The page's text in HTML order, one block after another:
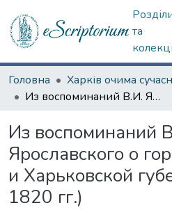
та
Головна Харків очима
Из воспоминаний В.И. Ярославского о городе Харькове и Харьковской губернии (1788–1820 гг.)
Из воспоминаний
Ярославского о
и Харьковской
1820 гг.)